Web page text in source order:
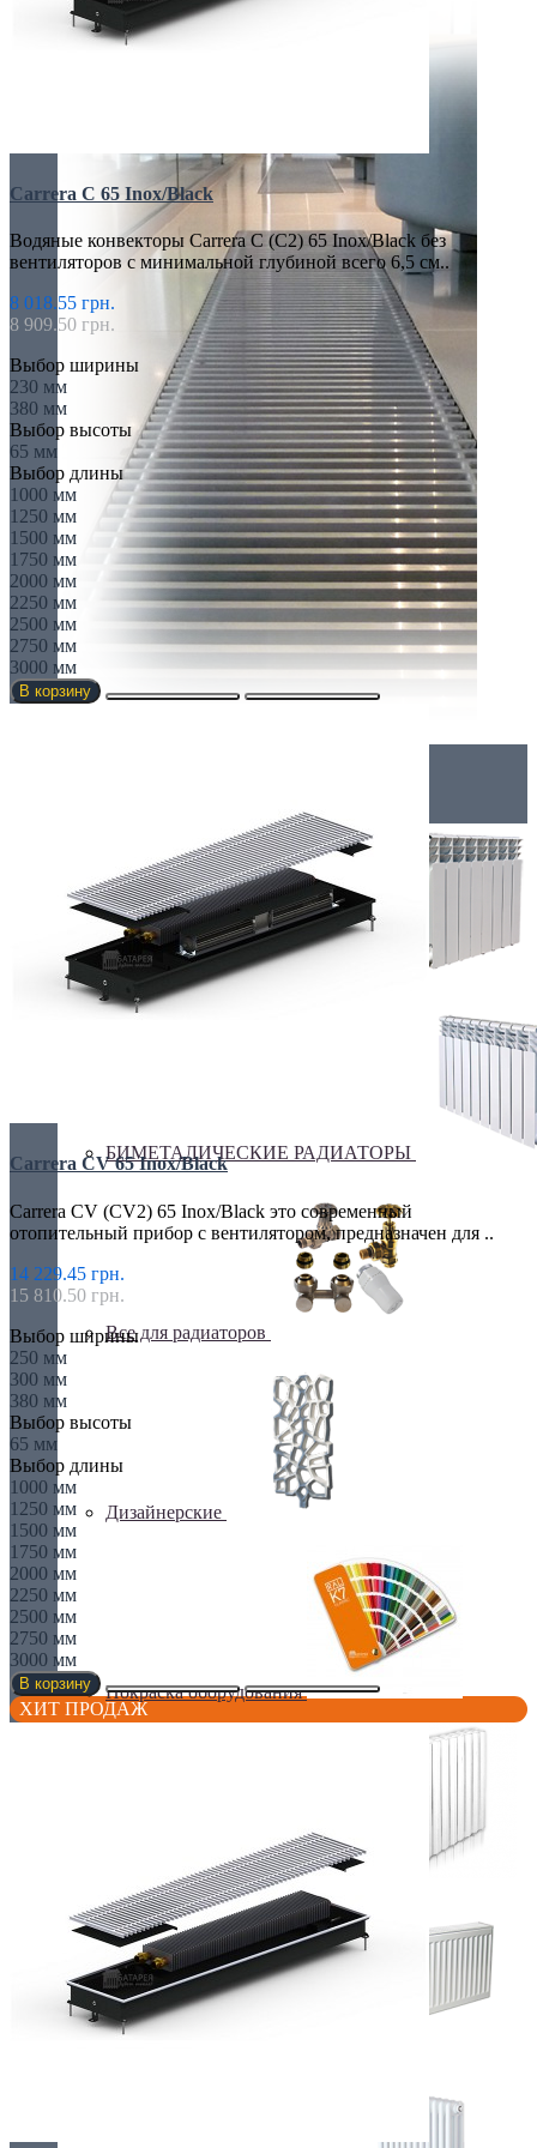
АЛЮМИНИЕВЫЕ РАДИАТОРЫ
БИМЕТАЛИЧЕСКИЕ РАДИАТОРЫ
Все для радиаторов
Дизайнерские
Покраска оборудования
РАДИАТОРЫ ДЛЯ ЗАМЕНЫ
Carrera C 65 Inox/Black
Водяные конвекторы Carrera C (C2) 65 Inox/Black без
вентиляторов с минимальной глубиной всего 6,5 см..
8 018.55 грн.
8 909.50 грн.
Выбор ширины
230 мм
380 мм
Выбор высоты
65 мм
Выбор длины
1000 мм
1250 мм
1500 мм
1750 мм
2000 мм
2250 мм
2500 мм
2750 мм
3000 мм
В корзину
Carrera CV 65 Inox/Black
Carrera CV (CV2) 65 Inox/Black это современный
отопительный прибор с вентилятором, предназначен для ..
14 229.45 грн.
15 810.50 грн.
Выбор ширины
250 мм
300 мм
380 мм
Выбор высоты
65 мм
Выбор длины
1000 мм
1250 мм
1500 мм
1750 мм
2000 мм
2250 мм
2500 мм
2750 мм
3000 мм
В корзину
ХИТ ПРОДАЖ